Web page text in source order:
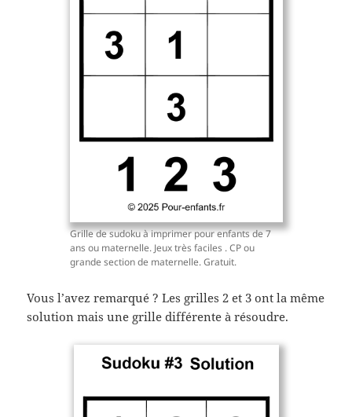
Grille de sudoku à imprimer pour enfants de 7
ans ou maternelle. Jeux très faciles . CP ou
grande section de maternelle. Gratuit.
Vous l’avez remarqué ? Les grilles 2 et 3 ont la même
solution mais une grille différente à résoudre.